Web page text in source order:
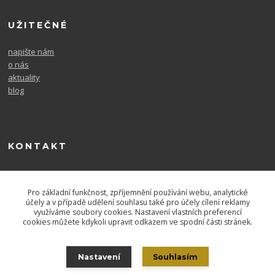
UŽITEČNÉ
napište nám
o nás
aktuality
blog
KONTAKT
604 567 726
Pro základní funkčnost, zpříjemnění používání webu, analytické
účely a v případě udělení souhlasu také pro účely cílení reklamy
využíváme soubory cookies. Nastavení vlastních preferencí
cookies můžete kdykoli upravit odkazem ve spodní části stránek.
Nastavení Souhlasím